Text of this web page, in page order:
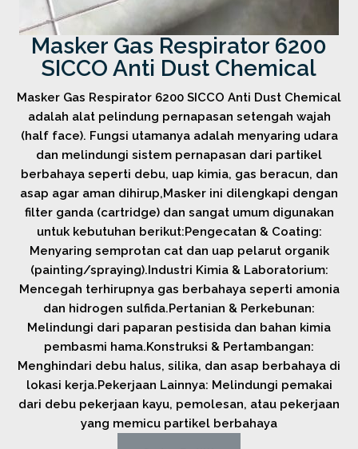
Masker Gas Respirator 6200
SICCO Anti Dust Chemical
Masker Gas Respirator 6200 SICCO Anti Dust Chemical
adalah alat pelindung pernapasan setengah wajah
(half face). Fungsi utamanya adalah menyaring udara
dan melindungi sistem pernapasan dari partikel
berbahaya seperti debu, uap kimia, gas beracun, dan
asap agar aman dihirup,Masker ini dilengkapi dengan
filter ganda (cartridge) dan sangat umum digunakan
untuk kebutuhan berikut:Pengecatan & Coating:
Menyaring semprotan cat dan uap pelarut organik
(painting/spraying).Industri Kimia & Laboratorium:
Mencegah terhirupnya gas berbahaya seperti amonia
dan hidrogen sulfida.Pertanian & Perkebunan:
Melindungi dari paparan pestisida dan bahan kimia
pembasmi hama.Konstruksi & Pertambangan:
Menghindari debu halus, silika, dan asap berbahaya di
lokasi kerja.Pekerjaan Lainnya: Melindungi pemakai
dari debu pekerjaan kayu, pemolesan, atau pekerjaan
yang memicu partikel berbahaya